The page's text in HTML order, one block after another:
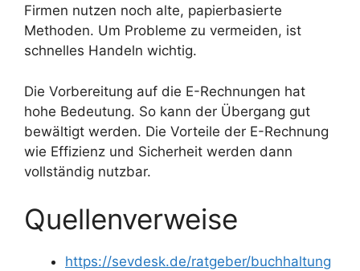
Firmen nutzen noch alte, papierbasierte
Methoden. Um Probleme zu vermeiden, ist
schnelles Handeln wichtig.
Die Vorbereitung auf die E-Rechnungen hat
hohe Bedeutung. So kann der Übergang gut
bewältigt werden. Die Vorteile der E-Rechnung
wie Effizienz und Sicherheit werden dann
vollständig nutzbar.
Quellenverweise
https://sevdesk.de/ratgeber/buchhaltung